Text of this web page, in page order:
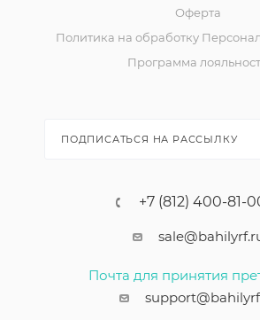
Оферта
Политика на обработку
Программа
ПОДПИСАТЬСЯ НА РАССЫЛКУ
+7 (812) 400-81-
Почта для принятия